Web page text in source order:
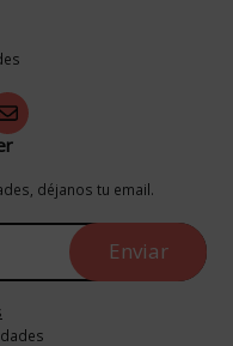
déjanos tu email.